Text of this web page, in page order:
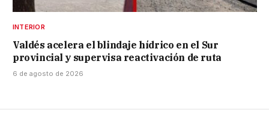
INTERIOR
Valdés acelera el blindaje hídrico en el Sur
provincial y supervisa reactivación de ruta
6 de agosto de 2026